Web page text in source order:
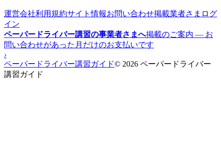
運営会社利用規約サイト情報お問い合わせ掲載業者さまログ
イン
ペーパードライバー講習の事業者さまへ掲載のご案内 — お
問い合わせがあった月だけのお支払いです
›
ペーパードライバー講習ガイド© 2026 ペーパードライバー
講習ガイド